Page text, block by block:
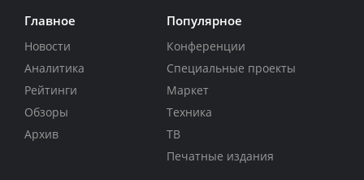
Главное
Новости
Аналитика
Рейтинги
Обзоры
Архив
Популярное
Конференции
Специальные проекты
Маркет
Техника
ТВ
Печатные издания